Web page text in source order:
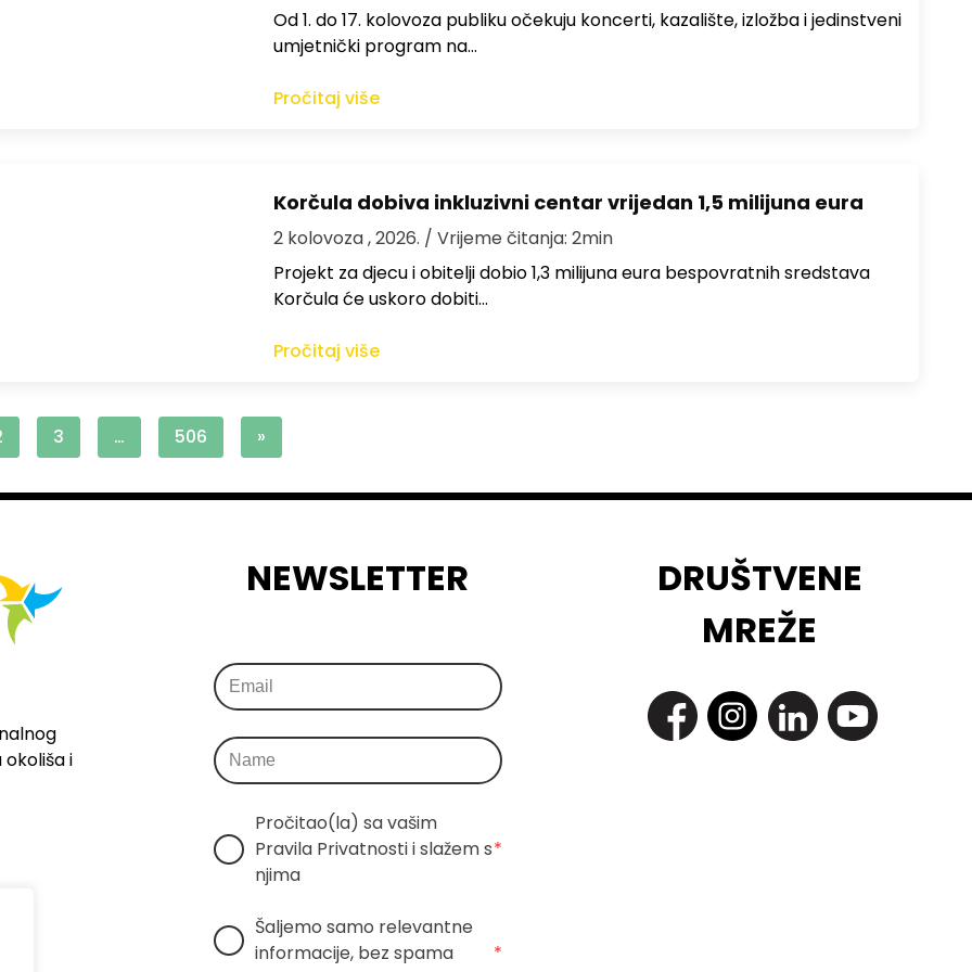
Od 1. do 17. kolovoza publiku očekuju koncerti, kazalište, izložba i jedinstveni
umjetnički program na…
Pročitaj više
Korčula dobiva inkluzivni centar vrijedan 1,5 milijuna eura
2 kolovoza , 2026. / Vrijeme čitanja: 2min
Projekt za djecu i obitelji dobio 1,3 milijuna eura bespovratnih sredstava
Korčula će uskoro dobiti…
Pročitaj više
3 … 506 »
i
NEWSLETTER
Pročitao(la) sa vašim
Pravila Privatnosti i slažem s
njima
*
Šaljemo samo relevantne
informacije, bez spama
*
DRUŠTVENE
MREŽE